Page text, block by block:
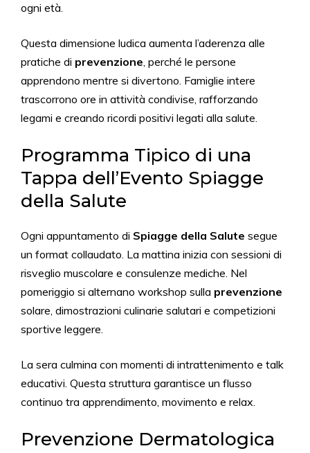
ogni età.
Questa dimensione ludica aumenta l’aderenza alle
pratiche di prevenzione, perché le persone
apprendono mentre si divertono. Famiglie intere
trascorrono ore in attività condivise, rafforzando
legami e creando ricordi positivi legati alla salute.
Programma Tipico di una
Tappa dell’Evento Spiagge
della Salute
Ogni appuntamento di Spiagge della Salute segue
un format collaudato. La mattina inizia con sessioni di
risveglio muscolare e consulenze mediche. Nel
pomeriggio si alternano workshop sulla prevenzione
solare, dimostrazioni culinarie salutari e competizioni
sportive leggere.
La sera culmina con momenti di intrattenimento e talk
educativi. Questa struttura garantisce un flusso
continuo tra apprendimento, movimento e relax.
Prevenzione Dermatologica